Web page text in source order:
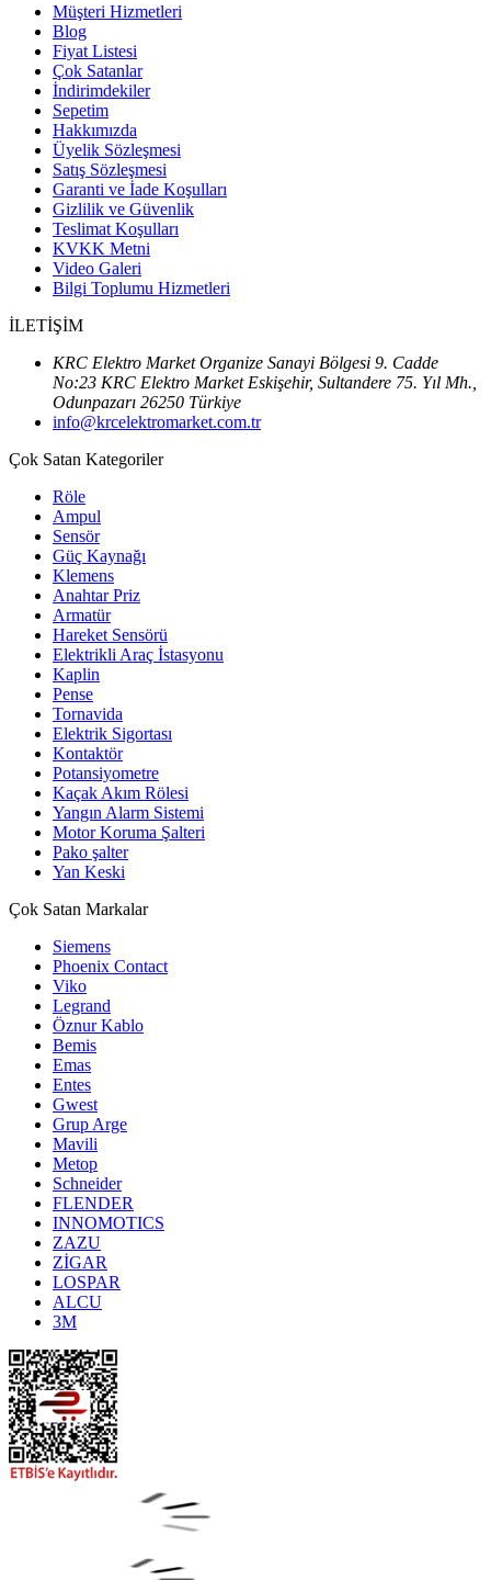
Müşteri Hizmetleri
Blog
Fiyat Listesi
Çok Satanlar
İndirimdekiler
Sepetim
Hakkımızda
Üyelik Sözleşmesi
Satış Sözleşmesi
Garanti ve İade Koşulları
Gizlilik ve Güvenlik
Teslimat Koşulları
KVKK Metni
Video Galeri
Bilgi Toplumu Hizmetleri
İLETİŞİM
KRC Elektro Market Organize Sanayi Bölgesi 9. Cadde
No:23 KRC Elektro Market Eskişehir, Sultandere 75. Yıl Mh.,
Odunpazarı 26250 Türkiye
info@krcelektromarket.com.tr
Çok Satan Kategoriler
Röle
Ampul
Sensör
Güç Kaynağı
Klemens
Anahtar Priz
Armatür
Hareket Sensörü
Elektrikli Araç İstasyonu
Kaplin
Pense
Tornavida
Elektrik Sigortası
Kontaktör
Potansiyometre
Kaçak Akım Rölesi
Yangın Alarm Sistemi
Motor Koruma Şalteri
Pako şalter
Yan Keski
Çok Satan Markalar
Siemens
Phoenix Contact
Viko
Legrand
Öznur Kablo
Bemis
Emas
Entes
Gwest
Grup Arge
Mavili
Metop
Schneider
FLENDER
INNOMOTICS
ZAZU
ZİGAR
LOSPAR
ALCU
3M